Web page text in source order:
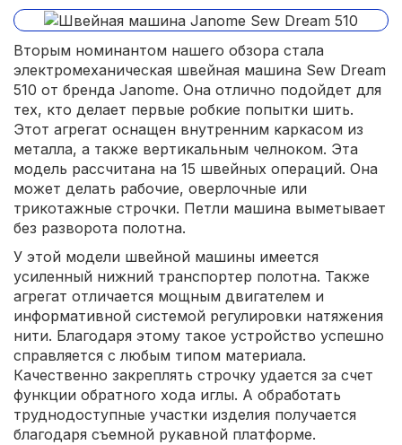
Вторым номинантом нашего обзора стала
электромеханическая швейная машина Sew Dream
510 от бренда Janome. Она отлично подойдет для
тех, кто делает первые робкие попытки шить.
Этот агрегат оснащен внутренним каркасом из
металла, а также вертикальным челноком. Эта
модель рассчитана на 15 швейных операций. Она
может делать рабочие, оверлочные или
трикотажные строчки. Петли машина выметывает
без разворота полотна.
У этой модели швейной машины имеется
усиленный нижний транспортер полотна. Также
агрегат отличается мощным двигателем и
информативной системой регулировки натяжения
нити. Благодаря этому такое устройство успешно
справляется с любым типом материала.
Качественно закреплять строчку удается за счет
функции обратного хода иглы. А обработать
труднодоступные участки изделия получается
благодаря съемной рукавной платформе.